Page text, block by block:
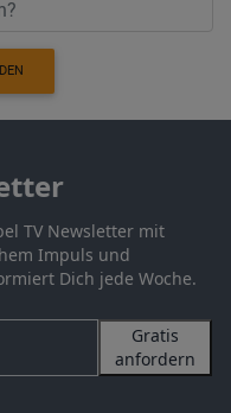
TV Newsletter mit
Impuls und
Dich jede Woche.
Gratis
anfordern